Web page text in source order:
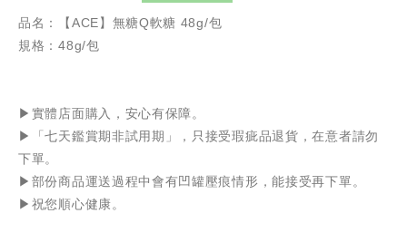
品名：【ACE】無糖Q軟糖 48g/包
規格：48g/包
▶️實體店面購入，安心有保障。
▶️「七天鑑賞期非試用期」，只接受瑕疵品退貨，在意者請勿
下單。
▶️部份商品運送過程中會有凹罐壓痕情形，能接受再下單。
▶️祝您順心健康。